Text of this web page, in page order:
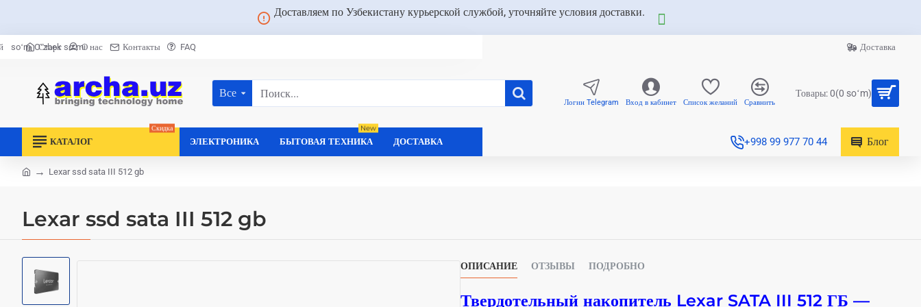
Доставляем по Узбекистану курьерской службой, уточняйте условия доставки.
Старт О нас Контакты FAQ
soʻm Oʻzbek soʻmi Доставка
Все
Поиск... Логин Telegram Вход в кабинет Список желаний Сравнить
Товары: 0(0 soʻm)
КАТАЛОГ
Скидка
ЭЛЕКТРОНИКА БЫТОВАЯ ТЕХНИКА
New
ДОСТАВКА +998 99 977 70 44 Блог
Lexar ssd sata III 512 gb
Lexar ssd sata III 512 gb
ОПИСАНИЕ ОТЗЫВЫ ПОДРОБНО
Твердотельный накопитель Lexar SATA III 512 ГБ —